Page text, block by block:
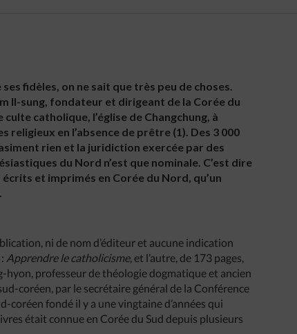
fidèles, on ne sait que très peu de choses.
Il-sung, fondateur et dirigeant de la Corée du
catholique, l’église de Changchung, à
religieux en l’absence de prêtre (1). Des 3 000
rien et la juridiction exercée par des
du Nord n’est que nominale. C’est dire
et imprimés en Corée du Nord, qu’un
ni de nom d’éditeur et aucune indication
Apprendre le catholicisme, et l’autre, de 173 pages,
hyon, professeur de théologie dogmatique et ancien
coréen, par le secrétaire général de la Conférence
fondé il y a une vingtaine d’années qui
était connue en Corée du Sud depuis plusieurs